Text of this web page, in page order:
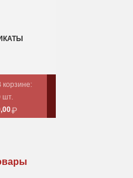
корзине:
шт.